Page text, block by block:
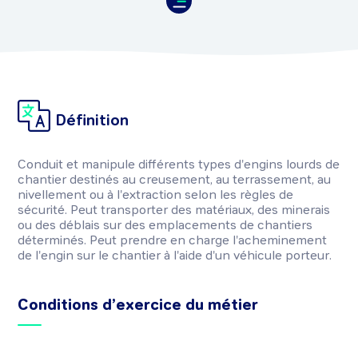
Définition
Conduit et manipule différents types d'engins lourds de
chantier destinés au creusement, au terrassement, au
nivellement ou à l'extraction selon les règles de
sécurité. Peut transporter des matériaux, des minerais
ou des déblais sur des emplacements de chantiers
déterminés. Peut prendre en charge l'acheminement
de l'engin sur le chantier à l'aide d'un véhicule porteur.
Conditions d’exercice du métier